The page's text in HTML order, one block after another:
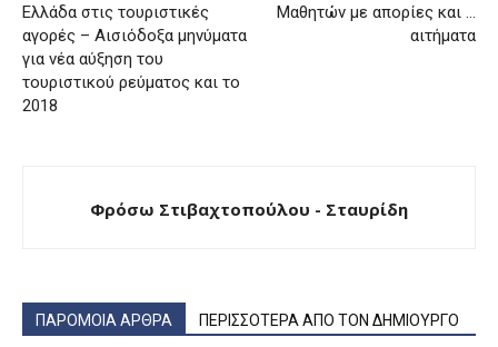
Ελλάδα στις τουριστικές
αγορές – Αισιόδοξα μηνύματα
για νέα αύξηση του
τουριστικού ρεύματος και το
2018
Μαθητών με απορίες και …
αιτήματα
Φρόσω Στιβαχτοπούλου - Σταυρίδη
ΠΑΡΟΜΟΙΑ ΑΡΘΡΑ ΠΕΡΙΣΣΟΤΕΡΑ ΑΠΟ ΤΟΝ ΔΗΜΙΟΥΡΓΟ